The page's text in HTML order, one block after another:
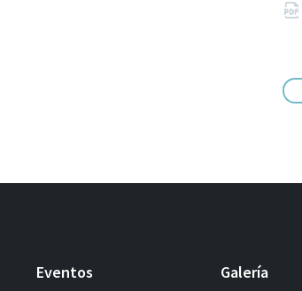
Eventos Galería